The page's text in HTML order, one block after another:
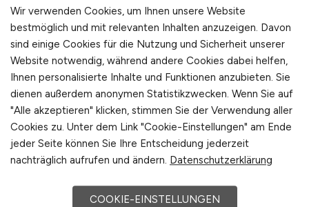
Spezialsprechstunden möglich sind (z. B.
Asthma, Tumor, Weaning), wie die
Zusammenarbeit mit Pflege und
Atmungstherapie erfolgt, ob konsiliarisch
gearbeitet wird und ob eigene klinische
Projekte oder Studien unterstützt werden. Ihre
Anzeige zeigt: Pneumologie bei Ihnen ist kein
Nebenschauplatz – sondern ein stabil
integrierter Bestandteil einer
zukunftsorientierten Klinikstruktur.
Wir verwenden Cookies, um Ihnen unsere Website
bestmöglich und mit relevanten Inhalten anzuzeigen. Davon
sind einige Cookies für die Nutzung und Sicherheit unserer
Website notwendig, während andere Cookies dabei helfen,
Ihnen personalisierte Inhalte und Funktionen anzubieten. Sie
dienen außerdem anonymen Statistikzwecken. Wenn Sie auf
"Alle akzeptieren" klicken, stimmen Sie der Verwendung aller
Cookies zu. Unter dem Link "Cookie-Einstellungen" am Ende
jeder Seite können Sie Ihre Entscheidung jederzeit
nachträglich aufrufen und ändern. Datenschutzerklärung
COOKIE-EINSTELLUNGEN